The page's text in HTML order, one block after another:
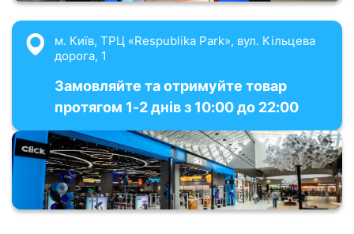
м. Київ, ТРЦ «Respublika Park», вул. Кільцева
дорога, 1
Замовляйте та отримуйте товар
протягом 1-2 днів з 10:00 до 22:00